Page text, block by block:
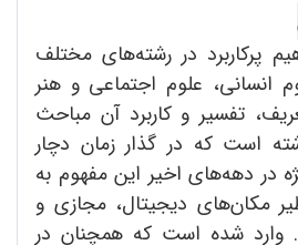
پرکاربرد در رشته‌های مختلف
انسانی، علوم اجتماعی و هنر
تفسیر و کاربرد آن مباحث
است که در گذار زمان دچار
در دهه‌های اخیر این مفهوم به
مکان‌های دیجیتال، مجازی و
وارد شده است که همچنان در